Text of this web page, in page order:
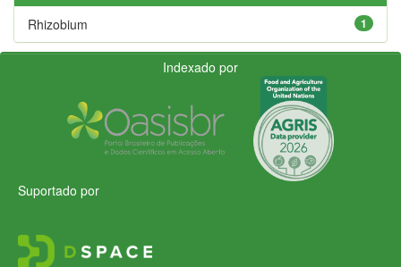
1
Rhizobium
Indexado por
Suportado por